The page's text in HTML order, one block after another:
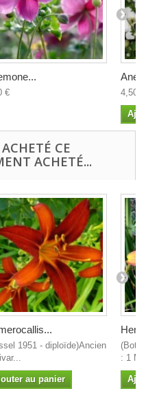
€ 4,50 €
CE
ACHETÉ...
1951 - diploïde)Ancien
au panier
: 1 M